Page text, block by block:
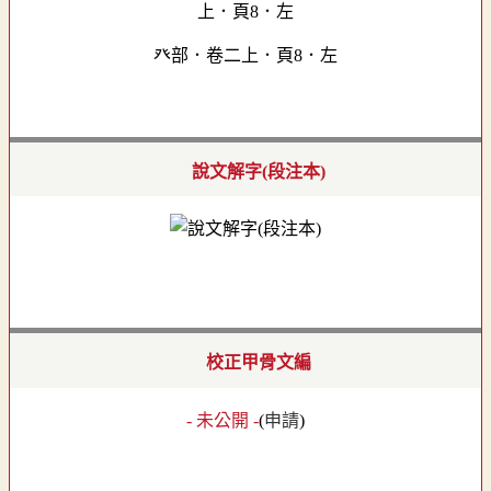
癶部．卷二上．頁8．左
說文解字(段注本)
校正甲骨文編
- 未公開 -(申請)